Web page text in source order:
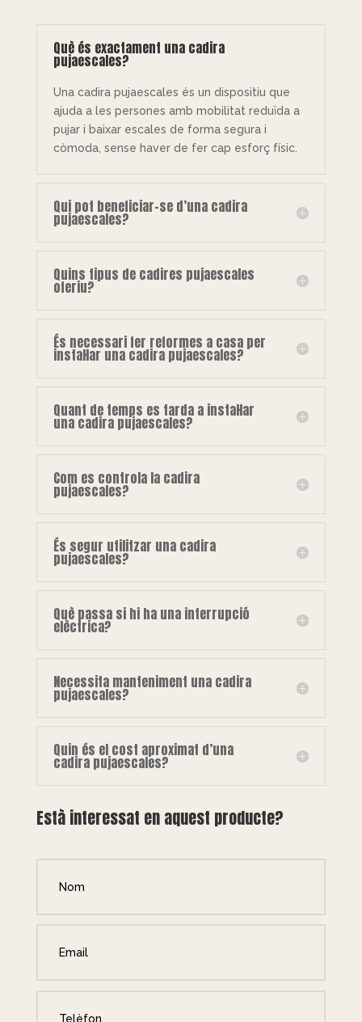
Què és exactament una cadira
pujaescales?
Una cadira pujaescales és un dispositiu que
ajuda a les persones amb mobilitat reduïda a
pujar i baixar escales de forma segura i
còmoda, sense haver de fer cap esforç físic.
Qui pot beneficiar-se d’una cadira
pujaescales?
Quins tipus de cadires pujaescales
oferiu?
És necessari fer reformes a casa per
instal·lar una cadira pujaescales?
Quant de temps es tarda a instal·lar
una cadira pujaescales?
Com es controla la cadira
pujaescales?
És segur utilitzar una cadira
pujaescales?
Què passa si hi ha una interrupció
elèctrica?
Necessita manteniment una cadira
pujaescales?
Quin és el cost aproximat d’una
cadira pujaescales?
Està interessat en aquest producte?